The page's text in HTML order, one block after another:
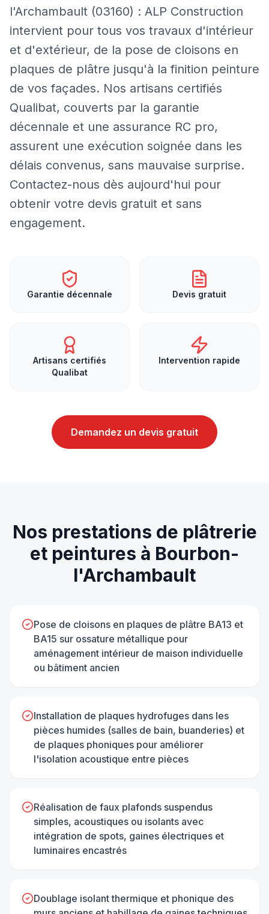
l'Archambault (03160) : ALP Construction
intervient pour tous vos travaux d'intérieur
et d'extérieur, de la pose de cloisons en
plaques de plâtre jusqu'à la finition peinture
de vos façades. Nos artisans certifiés
Qualibat, couverts par la garantie
décennale et une assurance RC pro,
assurent une exécution soignée dans les
délais convenus, sans mauvaise surprise.
Contactez-nous dès aujourd'hui pour
obtenir votre devis gratuit et sans
engagement.
Garantie décennale Devis gratuit
Artisans certifiés
Qualibat
Intervention rapide
Demandez un devis gratuit
Nos prestations de plâtrerie
et peintures à Bourbon-
l'Archambault
Pose de cloisons en plaques de plâtre BA13 et
BA15 sur ossature métallique pour
aménagement intérieur de maison individuelle
ou bâtiment ancien
Installation de plaques hydrofuges dans les
pièces humides (salles de bain, buanderies) et
de plaques phoniques pour améliorer
l'isolation acoustique entre pièces
Réalisation de faux plafonds suspendus
simples, acoustiques ou isolants avec
intégration de spots, gaines électriques et
luminaires encastrés
Doublage isolant thermique et phonique des